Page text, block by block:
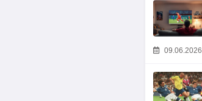
09.06.2026